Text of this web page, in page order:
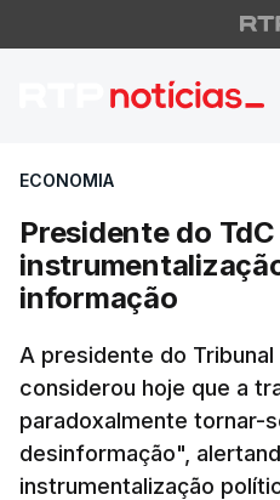
ECONOMIA
Presidente do
informação
A presidente do
considerou hoje que a
paradoxalmente tornar-
desinformação",
instrumentalização